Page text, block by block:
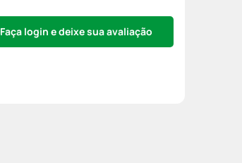
Faça login e deixe sua avaliação